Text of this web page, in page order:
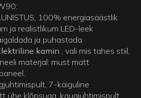
100% energiasäästlik
ja realistlikum LED-leek
ja puhastada.
kamin , vali mis tahes stiil,
materjal: must matt
7-käiguline
ühe klõpsuga, kaugjuhtimispult